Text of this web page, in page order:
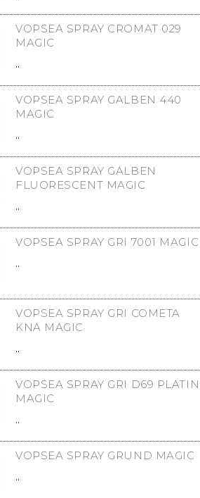
VOPSEA SPRAY CROMAT 029
MAGIC
..
VOPSEA SPRAY GALBEN 440
MAGIC
..
VOPSEA SPRAY GALBEN
FLUORESCENT MAGIC
..
VOPSEA SPRAY GRI 7001 MAGIC
..
VOPSEA SPRAY GRI COMETA
KNA MAGIC
..
VOPSEA SPRAY GRI D69 PLATIN
MAGIC
..
VOPSEA SPRAY GRUND MAGIC
..